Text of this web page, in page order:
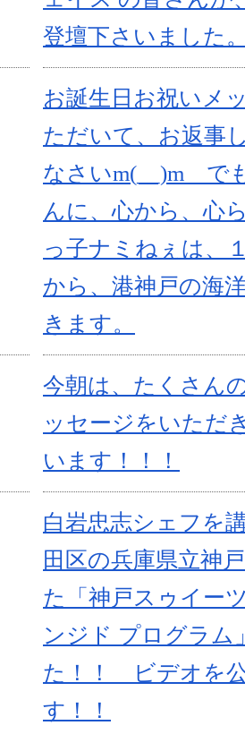
登壇下さいました
お誕生日お祝いメ
ただいて、お返事
なさいm(__)m で
んに、心から、心
っ子ナミねぇは、
から、港神戸の海
きます。
今朝は、たくさん
ッセージをいただ
います！！！
白岩忠志シェフを
田区の兵庫県立神
た「神戸スゥイー
ンジド プログラム
た！！ ビデオを
す！！